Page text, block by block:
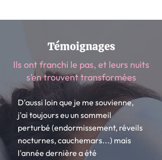
Témoignages
Ils ont franchi le pas, et leurs nuits
s’en trouvent transformées
D'aussi loin que je me souvienne,
j'ai toujours eu un sommeil
perturbé (endormissement, réveils
nocturnes, cauchemars...) mais
l'année dernière a été